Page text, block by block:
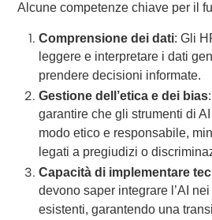
Alcune competenze chiave per il
Comprensione dei dati: Gli
leggere e interpretare i dati
prendere decisioni informate.
Gestione dell’etica e dei bias
garantire che gli strumenti di
modo etico e responsabile,
legati a pregiudizi o
Capacità di implementare
devono saper integrare l’AI
esistenti, garantendo una